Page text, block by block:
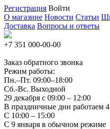
Регистрация Войти
О магазине Новости Статьи
Доставка Вопросы и ответы
+7 351 000-00-00
Заказ обратного звонка
Режим работы:
Пн.–Пт. 09:00–18:00
Сб.-Вс. Выходной
29 декабря с 09:00 – 12:00
В праздничные дни работаем
С 10:00 – 15:00
С 9 января в обычном режиме